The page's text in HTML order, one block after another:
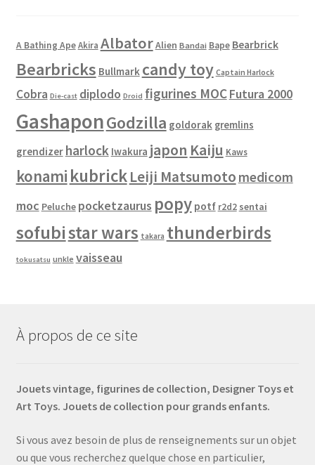
A Bathing Ape Akira AlbatorAlien Bandai Bape Bearbrick
Bearbricks Bullmark candy toy Captain Harlock
Cobra Die-cast diplodo Droid figurines MOCFutura 2000
GashaponGodzilla goldorak gremlins
grendizer harlock Iwakura japon Kaiju Kaws
konami kubrickLeiji Matsumoto medicom
moc Peluche pocketzaurus popy potf r2d2 sentai
sofubistar wars takara thunderbirds
tokusatsu unkle vaisseau
À propos de ce site
Jouets vintage, figurines de collection, Designer Toys et
Art Toys. Jouets de collection pour grands enfants.
Si vous avez besoin de plus de renseignements sur un objet
ou que vous recherchez quelque chose en particulier,